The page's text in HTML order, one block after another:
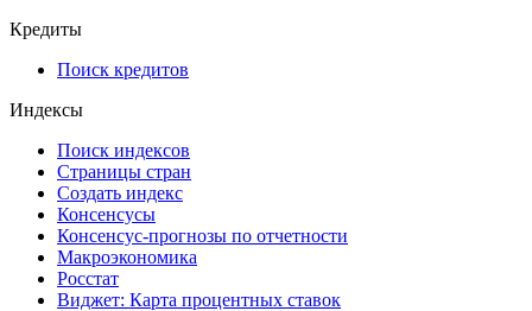
Кредиты
Поиск кредитов
Индексы
Поиск индексов
Страницы стран
Создать индекс
Консенсусы
Консенсус-прогнозы по отчетности
Макроэкономика
Росстат
Виджет: Карта процентных ставок